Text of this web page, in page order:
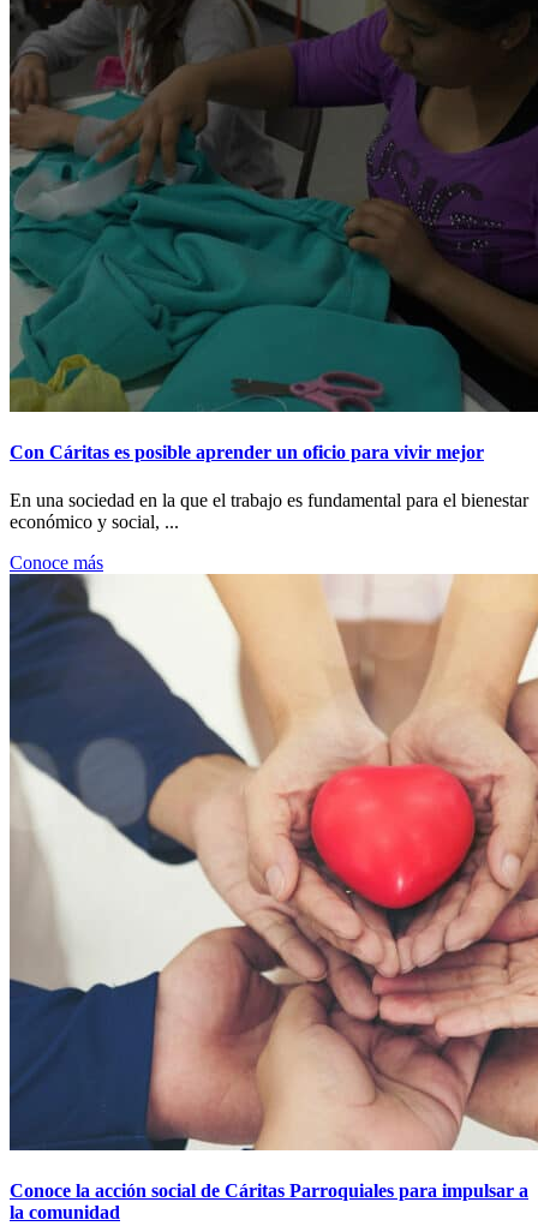
Con Cáritas es posible aprender un oficio para vivir mejor
En una sociedad en la que el trabajo es fundamental para el bienestar
económico y social, ...
Conoce más
Conoce la acción social de Cáritas Parroquiales para impulsar a
la comunidad